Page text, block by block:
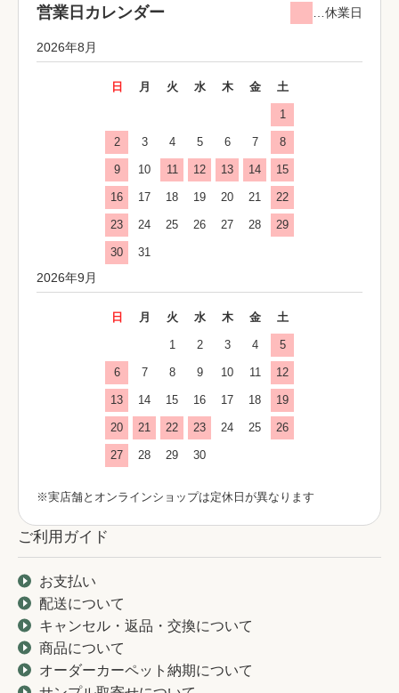
営業日カレンダー …休業日
2026年8月
日 月 火 水 木 金 土
1
2 3 4 5 6 7 8
9 10 11 12 13 14 15
16 17 18 19 20 21 22
23 24 25 26 27 28 29
30 31
2026年9月
日 月 火 水 木 金 土
1 2 3 4 5
6 7 8 9 10 11 12
13 14 15 16 17 18 19
20 21 22 23 24 25 26
27 28 29 30
※実店舗とオンラインショップは定休日が異なります
ご利用ガイド
お支払い
配送について
キャンセル・返品・交換について
商品について
オーダーカーペット納期について